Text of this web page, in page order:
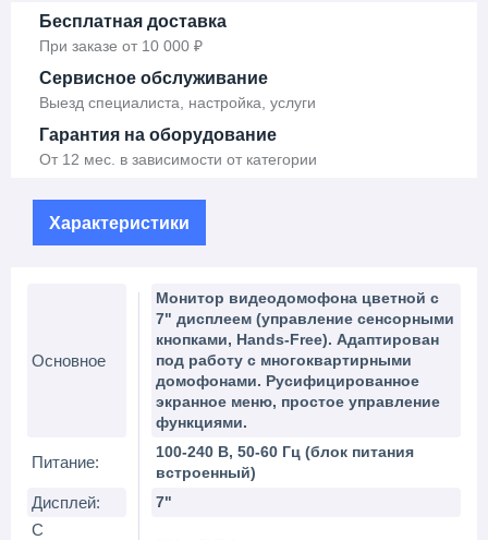
Бесплатная доставка
При заказе от 10 000 ₽
Сервисное обслуживание
Выезд специалиста, настройка, услуги
Гарантия на оборудование
От 12 мес. в зависимости от категории
Характеристики
Основное
Монитор видеодомофона цветной с
7" дисплеем (управление сенсорными
кнопками, Hands-Free). Адаптирован
под работу с многоквартирными
домофонами. Русифицированное
экранное меню, простое управление
функциями.
Питание:
100-240 В, 50-60 Гц (блок питания
встроенный)
Дисплей: 7"
С